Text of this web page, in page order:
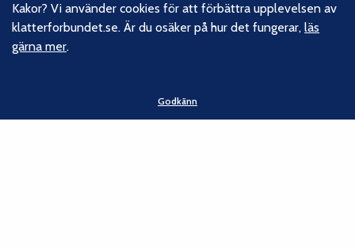
Kontakt
Svenska Klätterförbundet
Kakor? Vi använder cookies för att förbättra upplevelsen av
klatterforbundet.se. Är du osäker på hur det fungerar,läs
gärna mer.
Godkänn